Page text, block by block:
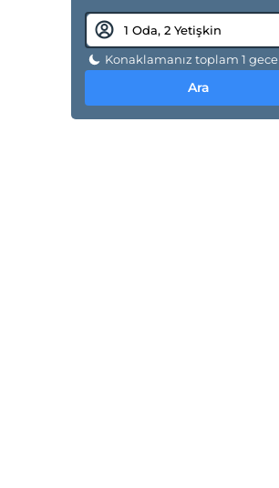
Konaklamanız toplam 1 gece
Ara